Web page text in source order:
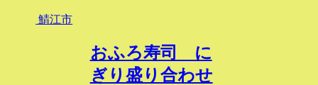
鯖江市
おふろ寿司 に
ぎり盛り合わせ